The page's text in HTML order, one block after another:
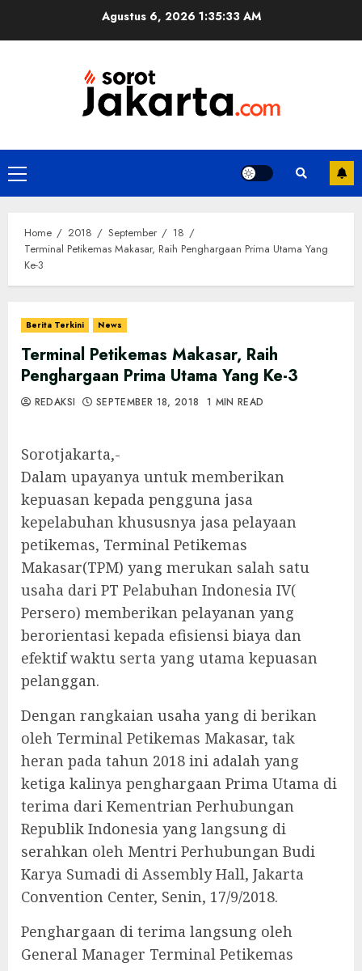
Agustus 6, 2026 1:35:33 AM
Primary
Menu
Home 2018 September
18
Terminal Petikemas Makasar, Raih Penghargaan Prima Utama Yang
Ke-3
Berita Terkini News
Terminal Petikemas Makasar, Raih
Penghargaan Prima Utama Yang Ke-3
REDAKSI SEPTEMBER 18, 2018 1 MIN READ
Sorotjakarta,-
Dalam upayanya untuk memberikan
kepuasan kepada pengguna jasa
kepelabuhan khususnya jasa pelayaan
petikemas, Terminal Petikemas
Makasar(TPM) yang merukan salah satu
usaha dari PT Pelabuhan Indonesia IV(
Persero) memberikan pelayanan yang
berorientasi kepada efisiensi biaya dan
efektif waktu serta yang utama kepuasan
pelanggan.
Dengan rangkaian usaha yang di berikan
oleh Terminal Petikemas Makasar, tak
heran pada tahun 2018 ini adalah yang
ketiga kalinya penghargaan Prima Utama di
terima dari Kementrian Perhubungan
Republik Indonesia yang langsung di
serahkan oleh Mentri Perhubungan Budi
Karya Sumadi di Assembly Hall, Jakarta
Convention Center, Senin, 17/9/2018.
Penghargaan di terima langsung oleh
General Manager Terminal Petikemas